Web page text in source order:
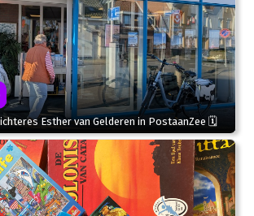
Esther van Gelderen in PostaanZee 🗓